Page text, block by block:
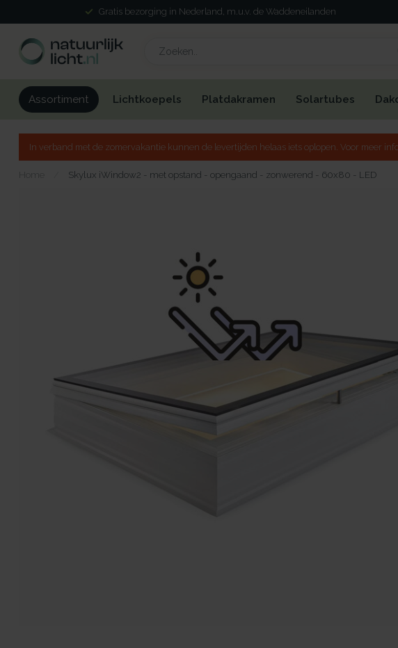
Gratis bezorging in Nederland, m.u.v. de Waddeneilanden
Assortiment Lichtkoepels Platdakramen Solartubes
In verband met de zomervakantie kunnen de levertijden helaas iets oplopen. Voor meer
Home Skylux iWindow2 - met opstand - opengaand - zonwerend - 60x80 - LED